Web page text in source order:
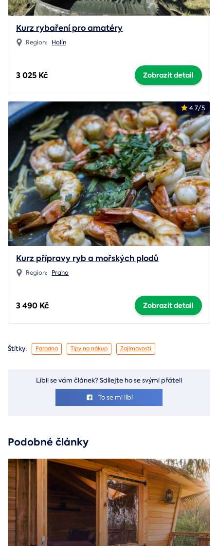
Kurz rybaření pro amatéry
Region: Holín
3 025 Kč Zobrazit detail
4.7/5
Kurz přípravy ryb a mořských plodů
Region: Praha
3 490 Kč Zobrazit detail
Štítky: Poradna Tipy na nákup Zajímavosti
To se mi líbí
Líbil se vám článek? Sdílejte ho se svými přáteli
Podobné články